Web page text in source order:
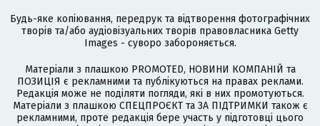
Будь-яке копіювання, передрук та відтворення фотографічних
творів та/або аудіовізуальних творів правовласника Getty
Images - суворо забороняється.
Матеріали з плашкою PROMOTED, НОВИНИ КОМПАНІЙ та
ПОЗИЦІЯ є рекламними та публікуються на правах реклами.
Редакція може не поділяти погляди, які в них промотуються.
Матеріали з плашкою СПЕЦПРОЄКТ та ЗА ПІДТРИМКИ також є
рекламними, проте редакція бере участь у підготовці цього